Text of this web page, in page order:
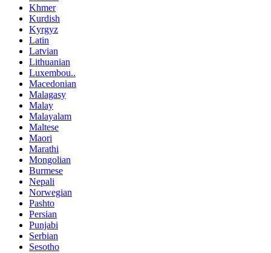
Khmer
Kurdish
Kyrgyz
Latin
Latvian
Lithuanian
Luxembou..
Macedonian
Malagasy
Malay
Malayalam
Maltese
Maori
Marathi
Mongolian
Burmese
Nepali
Norwegian
Pashto
Persian
Punjabi
Serbian
Sesotho